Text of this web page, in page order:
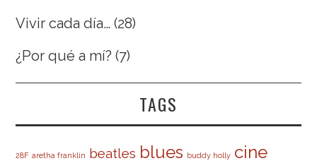
Vivir cada día… (28)
¿Por qué a mí? (7)
TAGS
28F aretha franklin beatles blues buddy holly cine